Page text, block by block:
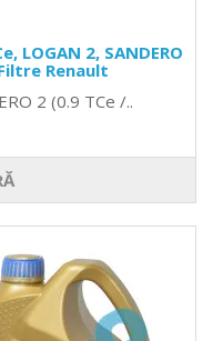
LOGAN 2, SANDERO
Renault
2 (0.9 TCe /..